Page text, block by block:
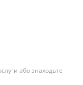
або знаходьте